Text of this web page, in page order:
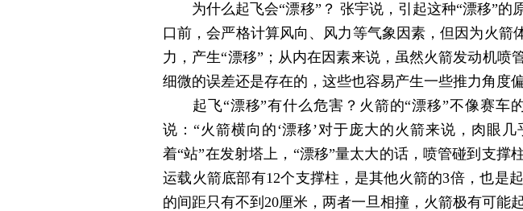
为什么起飞会“漂移”？ 张宇说，引起这种“漂移”的
口前，会严格计算风向、风力等气象因素，但因为火
力，产生“漂移”；从内在因素来说，虽然火箭发动机
细微的误差还是存在的，这些也容易产生一些推力角度偏
起飞“漂移”有什么危害？火箭的“漂移”不像赛车
说：“火箭横向的‘漂移’对于庞大的火箭来说，肉眼
着“站”在发射塔上，“漂移”量太大的话，喷管碰到支
运载火箭底部有12个支撑柱，是其他火箭的3倍，也是
的间距只有不到20厘米，两者一旦相撞，火箭极有可能